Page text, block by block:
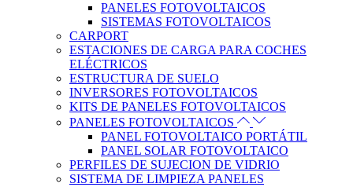
PANELES FOTOVOLTAICOS
SISTEMAS FOTOVOLTAICOS
CARPORT
ESTACIONES DE CARGA PARA COCHES
ELÉCTRICOS
ESTRUCTURA DE SUELO
INVERSORES FOTOVOLTAICOS
KITS DE PANELES FOTOVOLTAICOS
PANELES FOTOVOLTAICOS
PANEL FOTOVOLTAICO PORTÁTIL
PANEL SOLAR FOTOVOLTAICO
PERFILES DE SUJECION DE VIDRIO
SISTEMA DE LIMPIEZA PANELES